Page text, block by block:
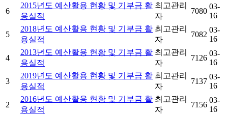
6
2015년도 예산활용 현황 및 기부금 활
용실적
최고관리
자
7080
03-
16
5
2018년도 예산활용 현황 및 기부금 활
용실적
최고관리
자
7082
03-
16
4
2013년도 예산활용 현황 및 기부금 활
용실적
최고관리
자
7126
03-
16
3
2019년도 예산활용 현황 및 기부금 활
용실적
최고관리
자
7137
03-
16
2
2016년도 예산활용 현황 및 기부금 활
용실적
최고관리
자
7156
03-
16